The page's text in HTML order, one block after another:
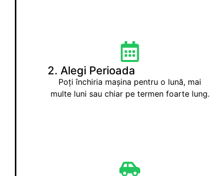
2. Alegi Perioada
Poți închiria mașina pentru o lună, mai
multe luni sau chiar pe termen foarte lung.